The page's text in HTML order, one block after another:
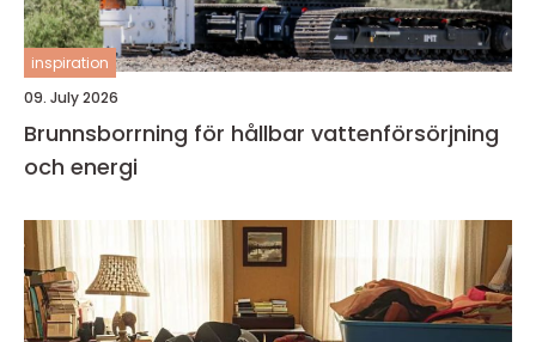
inspiration
09. July 2026
Brunnsborrning för hållbar vattenförsörjning
och energi